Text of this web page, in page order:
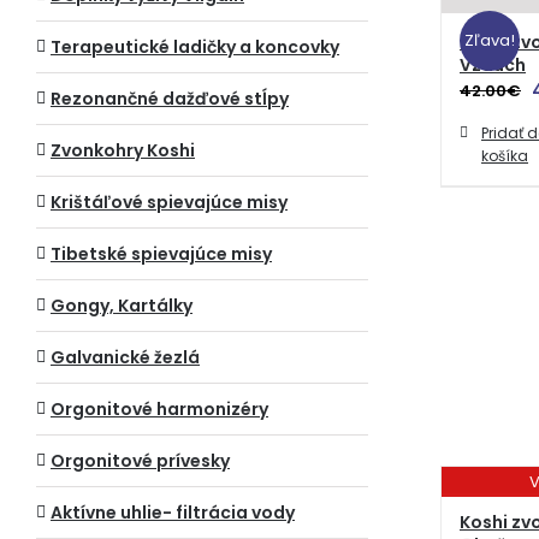
Zľava!
Koshi
Vzduch
42.00€
Pridať
košíka
Koshi
Terapeutické ladičky a koncovky
Rezonančné dažďové stĺpy
Zvonkohry Koshi
Krištáľové spievajúce misy
Tibetské spievajúce misy
Gongy, Kartálky
Galvanické žezlá
Orgonitové harmonizéry
Orgonitové prívesky
Aktívne uhlie- filtrácia vody